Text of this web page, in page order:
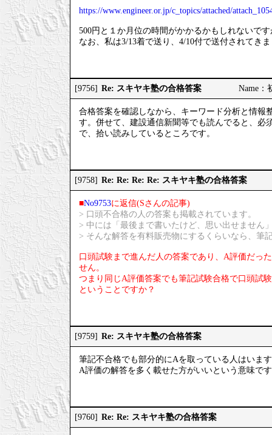
https://www.engineer.or.jp/c_topics/attached/
500円と１か月位の時間がかかるかもしれないで
なお、私は3/13着で送り、4/10付で送付されてき
[9756] Re: スキヤキ塾の合格答案 Name：
合格答案を確認しなから、キーワード分析と情報
す。併せて、建設通信新聞等でも読んでると、必
で、拾い読みしているところです。
[9758] Re: Re: Re: Re: スキヤキ塾の合格答案
■No9753に返信(Sさんの記事)
> 口頭不合格の人の答案も掲載されています。
> 中には「最後まで書いたけど、思い出せません
> そんな解答を有料販売物にするくらいなら、筆
口頭試験まで進んだ人の答案であり、A評価だっ
せん。
つまり同じA評価答案でも筆記試験合格で口頭試
ということですか？
[9759] Re: スキヤキ塾の合格答案
筆記不合格でも部分的にAを取っている人はいま
A評価の解答を多く載せた方がいいという意味で
[9760] Re: Re: スキヤキ塾の合格答案